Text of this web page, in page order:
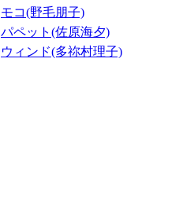
モコ(野毛朋子)
パペット(佐原海夕)
ウィンド(多祢村理子)